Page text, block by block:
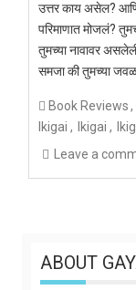
उत्तर काय असेल?
परिमाणात मोजलं?
तुमच्या नावावर
समजा की तुमच्या जवळ
Book Reviews
Ikigai
Ikigai
Leave a
ABOUT